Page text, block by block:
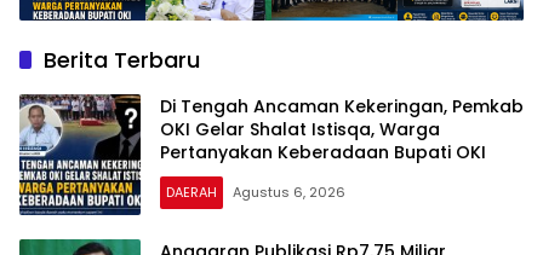
Berita Terbaru
Di Tengah Ancaman Kekeringan, Pemkab
OKI Gelar Shalat Istisqa, Warga
Pertanyakan Keberadaan Bupati OKI
DAERAH Agustus 6, 2026